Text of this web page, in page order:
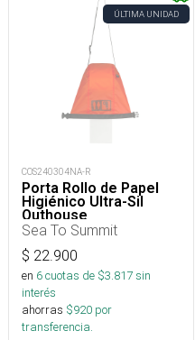
ÚLTIMA UNIDAD
COS240304NA-R
Porta Rollo de Papel
Higiénico Ultra-Sil
Outhouse
Sea To Summit
$ 22.900
en 6cuotas de $3.817sin
interés
ahorras $920 por
transferencia.